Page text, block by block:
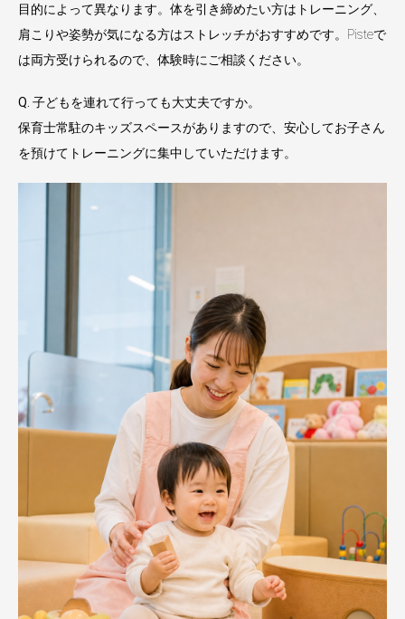
目的によって異なります。体を引き締めたい方はトレーニング、
肩こりや姿勢が気になる方はストレッチがおすすめです。Pisteで
は両方受けられるので、体験時にご相談ください。
Q. 子どもを連れて行っても大丈夫ですか。
保育士常駐のキッズスペースがありますので、安心してお子さん
を預けてトレーニングに集中していただけます。